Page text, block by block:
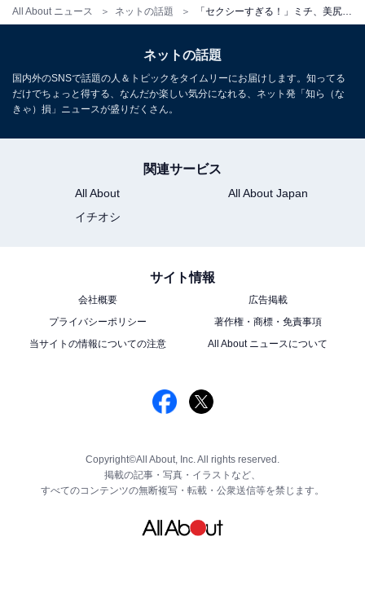
All About ニュース ネットの話題
ネットの話題
国内外のSNSで話題の人＆トピックをタイムリーにお届けします。知ってる
だけでちょっと得する、なんだか楽しい気分になれる、ネット発「知ら（な
きゃ）損」ニュースが盛りだくさん。
関連サービス
All About
All About Japan
イチオシ
サイト情報
会社概要
広告掲載
プライバシーポリシー
著作権・商標・免責事項
当サイトの情報についての注意
All About ニュースについて
Copyright©All About, Inc. All rights reserved.
掲載の記事・写真・イラストなど、
すべてのコンテンツの無断複写・転載・公衆送信等を禁じます。